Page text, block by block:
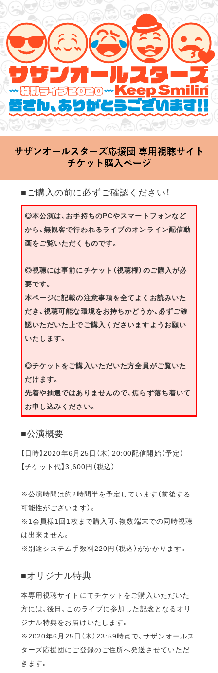
サザンオールスターズ 特別ライブ 2020
「Keep Smilin’～皆さん、ありがとうございます!!～」
2020.06.25 Thu 20:00 Start at 横浜アリーナ
■ご購入の前に必ずご確認ください！
◎本公演は、お手持ちのPCやスマートフォンなど
から、無観客で行われるライブのオンライン配信動
画をご覧いただくものです。
◎視聴には事前にチケット（視聴権）のご購入が必
要です。
本ページに記載の注意事項を全てよくお読みいた
だき、視聴可能な環境をお持ちかどうか、必ずご確
認いただいた上でご購入くださいますようお願い
いたします。
◎チケットをご購入いただいた方全員がご覧いた
だけます。
先着や抽選ではありませんので、焦らず落ち着いて
お申し込みください。
■公演概要
【日時】2020年6月25日（木）20:00配信開始（予定）
【チケット代】3,600円（税込）
※公演時間は約2時間半を予定しています（前後する
可能性がございます）。
※1会員様1回1枚まで購入可、複数端末での同時視聴
は出来ません。
※別途システム手数料220円（税込）がかかります。
■オリジナル特典
本専用視聴サイトにてチケットをご購入いただいた
方には、後日、このライブに参加した記念となるオリ
ジナル特典をお届けいたします。
※2020年6月25日（木）23:59時点で、サザンオールス
ターズ応援団にご登録のご住所へ発送させていただ
きます。